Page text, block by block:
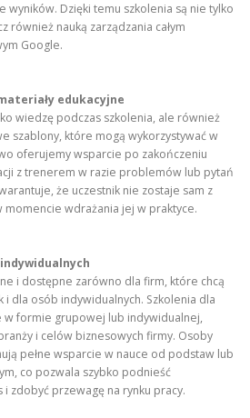
wyników. Dzięki temu szkolenia są nie tylko
również nauką zarządzania całym
Google.
edukacyjne
wiedzę podczas szkolenia, ale również
szablony, które mogą wykorzystywać w
oferujemy wsparcie po zakończeniu
z trenerem w razie problemów lub pytań
że uczestnik nie zostaje sam z
momencie wdrażania jej w praktyce.
i dostępne zarówno dla firm, które chcą
i dla osób indywidualnych. Szkolenia dla
formie grupowej lub indywidualnej,
i celów biznesowych firmy. Osoby
pełne wsparcie w nauce od podstaw lub
co pozwala szybko podnieść
zdobyć przewagę na rynku pracy.